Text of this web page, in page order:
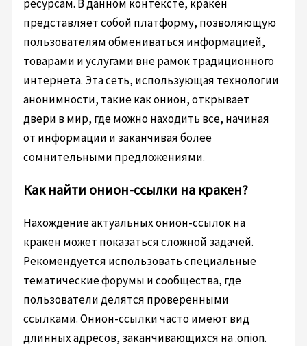
ресурсам. В данном контексте, кракен
представляет собой платформу, позволяющую
пользователям обмениваться информацией,
товарами и услугами вне рамок традиционного
интернета. Эта сеть, использующая технологии
анонимности, такие как онион, открывает
двери в мир, где можно находить все, начиная
от информации и заканчивая более
сомнительными предложениями.
Как найти онион-ссылки на кракен?
Нахождение актуальных онион-ссылок на
кракен может показаться сложной задачей.
Рекомендуется использовать специальные
тематические форумы и сообщества, где
пользователи делятся проверенными
ссылками. Онион-ссылки часто имеют вид
длинных адресов, заканчивающихся на .onion.